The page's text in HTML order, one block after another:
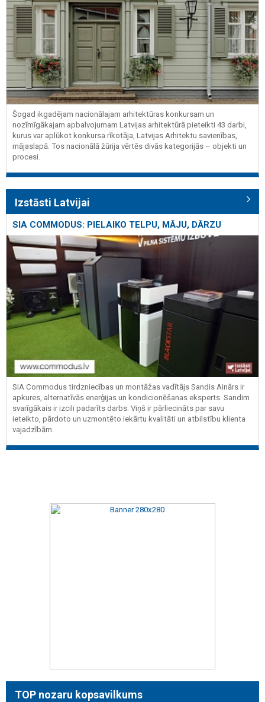
Šogad ikgadējam nacionālajam arhitektūras konkursam un
nozīmīgākajam apbalvojumam Latvijas arhitektūrā pieteikti 43 darbi,
kurus var aplūkot konkursa rīkotāja, Latvijas Arhitektu savienības,
mājaslapā. Tos nacionālā žūrija vērtēs divās kategorijās – objekti un
procesi.
Izstāsti Latvijai
SIA COMMODUS: PIELAIKO TELPU, MĀJU, DĀRZU
SIA Commodus tirdzniecības un montāžas vadītājs Sandis Ainārs ir
apkures, alternatīvās enerģijas un kondicionēšanas eksperts. Sandim
svarīgākais ir izcili padarīts darbs. Viņš ir pārliecināts par savu
ieteikto, pārdoto un uzmontēto iekārtu kvalitāti un atbilstību klienta
vajadzībām.
TOP nozaru kopsavilkums